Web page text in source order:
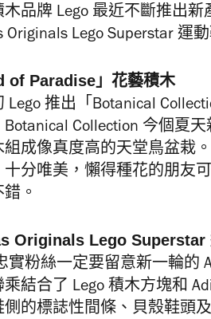
木品牌 Lego 最近不斷推出
Originals Lego Superstar 運
of Paradise」花藝積木
Lego 推出「Botanical
Botanical Collection 今個夏
組成像真度高的天堂鳥盆栽
十分唯美，懶得種花的朋友
。
Originals Lego Superstar
實粉絲一定要留意新一輪的
乘結合了 Lego 積木方塊和
側的標誌性間條、貝殼鞋頭